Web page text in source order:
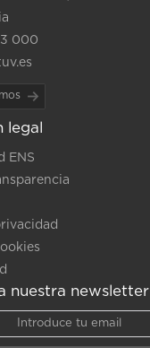
000
legal
ENS
nuestra newsletter